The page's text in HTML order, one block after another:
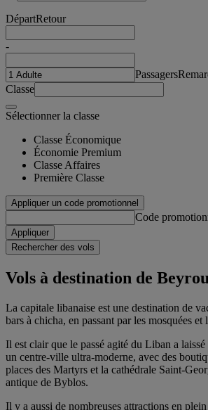
DépartRetour
-
Passagers
Classe
Sélectionner la classe
Classe Économique
Économie Premium
Classe Affaires
Première Classe
Appliquer un code promotionnel
Code
Appliquer
Rechercher des vols
Vols à destination de
La capitale libanaise est une destination de
bars à chicha, en passant par les mosquées
Il est clair que le passé agité du Liban a
un centre-ville ultra-moderne, avec des
places des Martyrs et la cathédrale Saint-
antique de Byblos.
Il y a aussi de nombreuses attractions en